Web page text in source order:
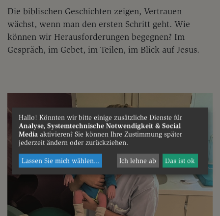
Die biblischen Geschichten zeigen, Vertrauen
wächst, wenn man den ersten Schritt geht. Wie
können wir Herausforderungen begegnen? Im
Gespräch, im Gebet, im Teilen, im Blick auf Jesus.
Hallo! Könnten wir bitte einige zusätzliche Dienste für
Analyse, Systemtechnische Notwendigkeit & Social
Media aktivieren? Sie können Ihre Zustimmung später
jederzeit ändern oder zurückziehen.
Lassen Sie mich wählen... Ich lehne ab Das ist ok